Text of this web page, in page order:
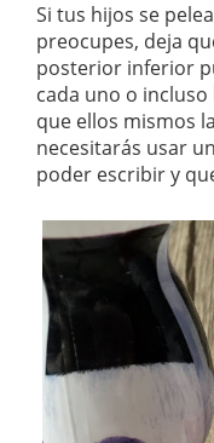
Si tus hijos se
preocupes, deja
posterior inferior
cada uno o
que ellos mismos
necesitarás usar
poder escribir y